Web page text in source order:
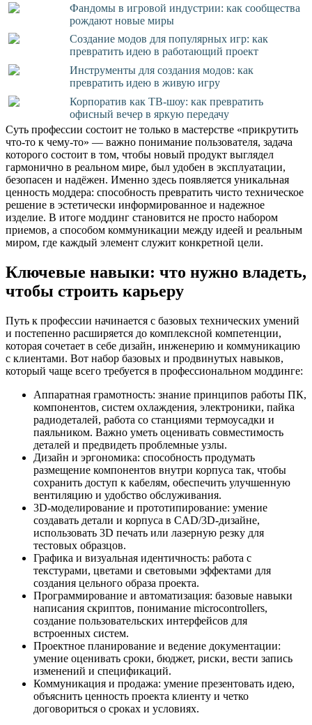
Фандомы в игровой индустрии: как сообщества
рождают новые миры
Создание модов для популярных игр: как
превратить идею в работающий проект
Инструменты для создания модов: как
превратить идею в живую игру
Корпоратив как ТВ-шоу: как превратить
офисный вечер в яркую передачу
Суть профессии состоит не только в мастерстве «прикрутить
что-то к чему-то» — важно понимание пользователя, задача
которого состоит в том, чтобы новый продукт выглядел
гармонично в реальном мире, был удобен в эксплуатации,
безопасен и надёжен. Именно здесь появляется уникальная
ценность моддера: способность превратить чисто техническое
решение в эстетически информированное и надежное
изделие. В итоге моддинг становится не просто набором
приемов, а способом коммуникации между идеей и реальным
миром, где каждый элемент служит конкретной цели.
Ключевые навыки: что нужно владеть,
чтобы строить карьеру
Путь к профессии начинается с базовых технических умений
и постепенно расширяется до комплексной компетенции,
которая сочетает в себе дизайн, инженерию и коммуникацию
с клиентами. Вот набор базовых и продвинутых навыков,
который чаще всего требуется в профессиональном моддинге:
Аппаратная грамотность: знание принципов работы ПК,
компонентов, систем охлаждения, электроники, пайка
радиодеталей, работа со станциями термоусадки и
паяльником. Важно уметь оценивать совместимость
деталей и предвидеть проблемные узлы.
Дизайн и эргономика: способность продумать
размещение компонентов внутри корпуса так, чтобы
сохранить доступ к кабелям, обеспечить улучшенную
вентиляцию и удобство обслуживания.
3D-моделирование и прототипирование: умение
создавать детали и корпуса в CAD/3D-дизайне,
использовать 3D печать или лазерную резку для
тестовых образцов.
Графика и визуальная идентичность: работа с
текстурами, цветами и световыми эффектами для
создания цельного образа проекта.
Программирование и автоматизация: базовые навыки
написания скриптов, понимание microcontrollers,
создание пользовательских интерфейсов для
встроенных систем.
Проектное планирование и ведение документации:
умение оценивать сроки, бюджет, риски, вести запись
изменений и спецификаций.
Коммуникация и продажа: умение презентовать идею,
объяснить ценность проекта клиенту и четко
договориться о сроках и условиях.